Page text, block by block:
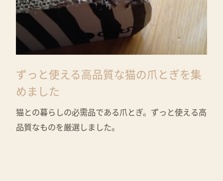
ずっと使える高品質な猫の爪とぎを集
めました
猫との暮らしの必需品である爪とぎ。ずっと使える高
品質なものを厳選しました。